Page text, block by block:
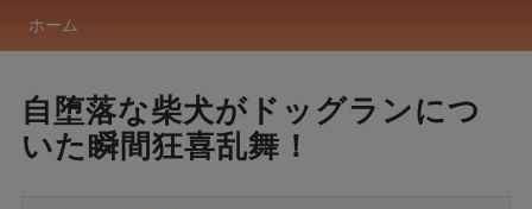
ホーム
自堕落な柴犬がドッグランにつ
いた瞬間狂喜乱舞！